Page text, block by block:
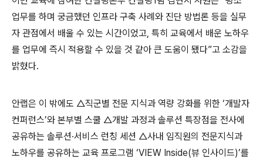
업무를 하며 궁금했던 인프라 구축 사례와 진단 방법론 등을 실무
자 관점에서 배울 수 있는 시간이었고, 특히 교육에서 배운 노하우
를 업무에 즉시 적용할 수 있을 것 같아 큰 도움이 됐다”고 소감을
밝혔다.
안랩은 이 밖에도 △직군별 전문 지식과 역량 강화를 위한 ‘개발자
컨퍼런스’와 본부별 스쿨 △개발 과정과 솔루션 특장점을 전사에
공유하는 솔루션∙서비스 런칭 세션 △사내 임직원의 전문지식과
노하우를 공유하는 교육 프로그램 ‘VIEW Inside(뷰 인사이드)’를